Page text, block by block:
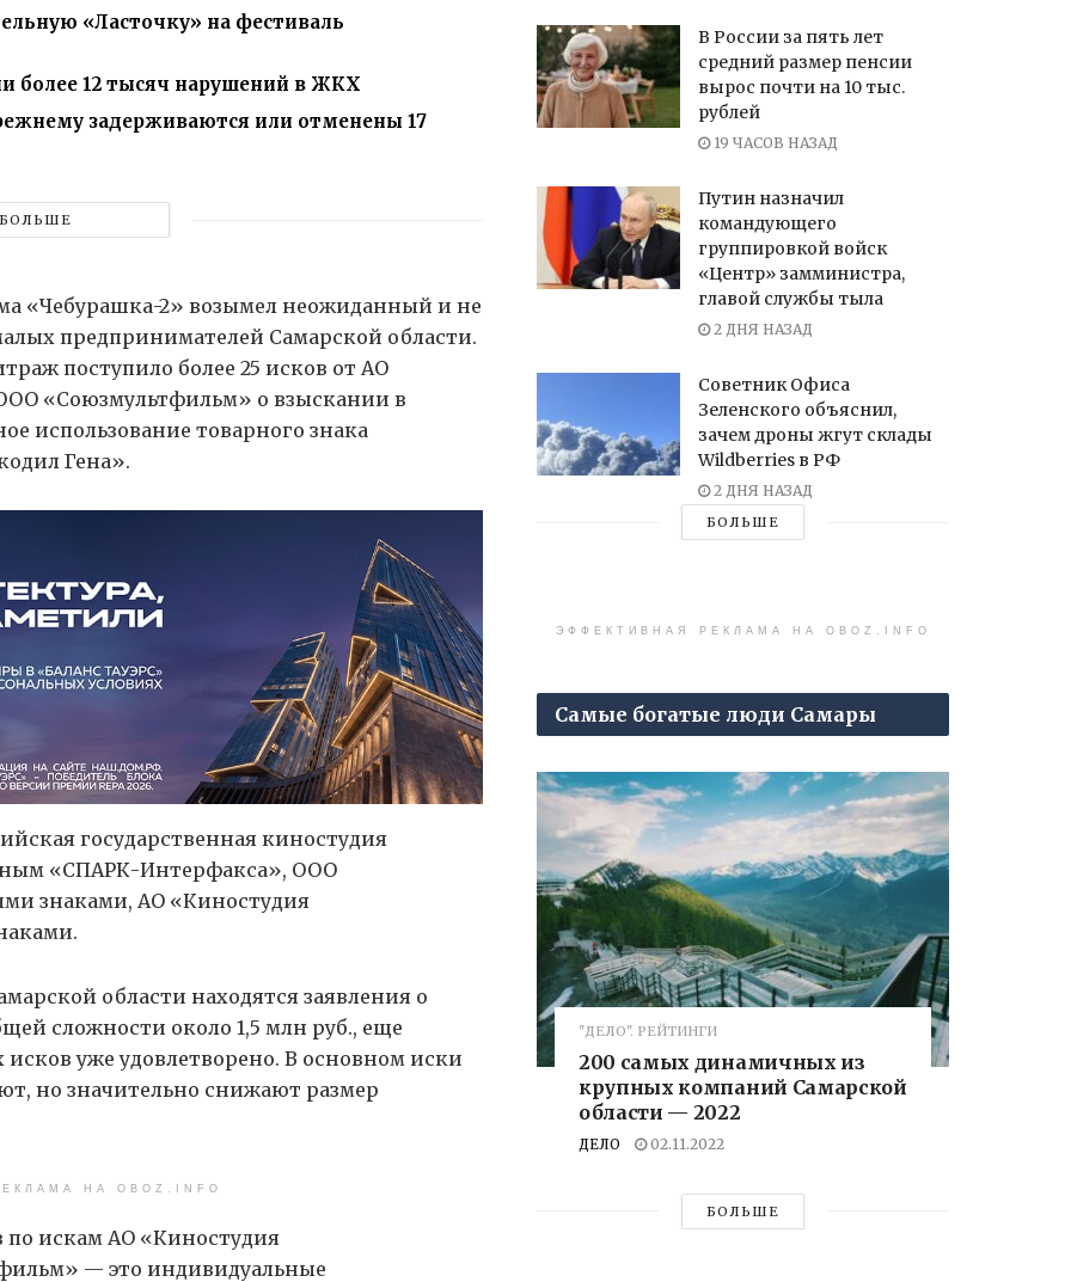
«Ласточку» на фестиваль
более 12 тысяч нарушений в ЖКХ
задерживаются или отменены 17
«Чебурашка-2» возымел неожиданный и не
предпринимателей Самарской области.
поступило более 25 исков от АО
«Союзмультфильм» о взыскании в
использование товарного знака
Гена».
государственная киностудия
«СПАРК-Интерфакса», ООО
знаками, АО «Киностудия
области находятся заявления о
сложности около 1,5 млн руб., еще
уже удовлетворено. В основном иски
но значительно снижают размер
НА OBOZ.INFO
искам АО «Киностудия
— это индивидуальные
В России за пять лет
средний размер пенсии
вырос почти на 10 тыс.
рублей
19 ЧАСОВ НАЗАД
Путин назначил
командующего
группировкой войск
«Центр» замминистра,
главой службы тыла
2 ДНЯ НАЗАД
Советник Офиса
Зеленского объяснил,
зачем дроны жгут склады
Wildberries в РФ
2 ДНЯ НАЗАД
БОЛЬШЕ
ЭФФЕКТИВНАЯ РЕКЛАМА НА OBOZ.INFO
Самые богатые люди Самары
"ДЕЛО". РЕЙТИНГИ
200 самых динамичных из
крупных компаний Самарской
области — 2022
ДЕЛО 02.11.2022
БОЛЬШЕ